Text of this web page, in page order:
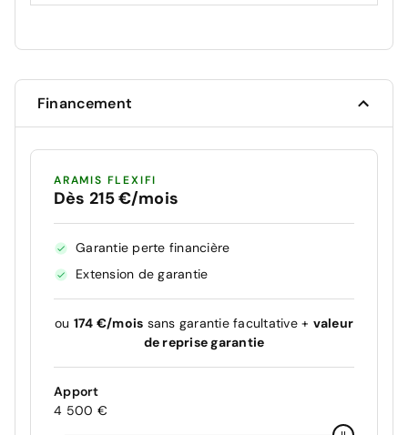
Financement
ARAMIS FLEXIFI
Dès 215 €/mois
Garantie perte financière
Extension de garantie
ou 174 €/mois sans garantie facultative + valeur
de reprise garantie
Apport
4 500 €